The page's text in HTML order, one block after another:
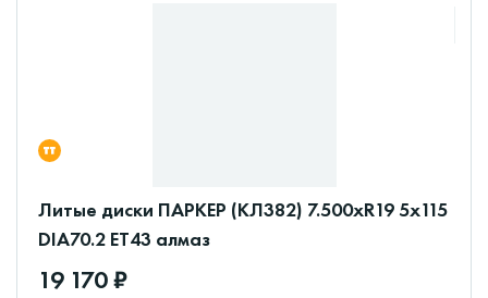
Литые диски ПАРКЕР (КЛ382) 7.500xR19 5x115
DIA70.2 ET43 алмаз
19 170 ₽